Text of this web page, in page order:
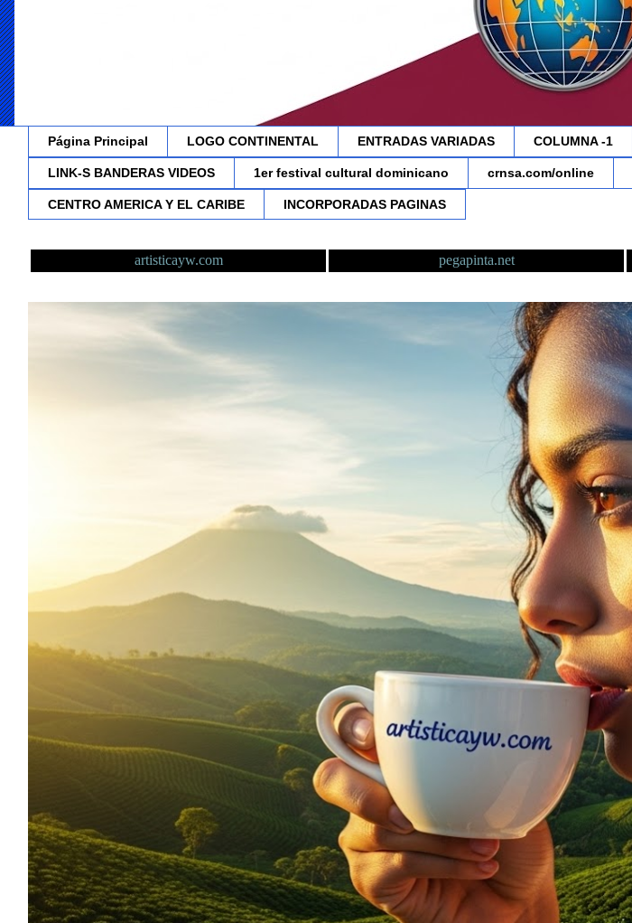
Página Principal LOGO CONTINENTAL ENTRADAS VARIADAS COLUMNA -1
LINK-S BANDERAS VIDEOS 1er festival cultural dominicano crnsa.com/online
CENTRO AMERICA Y EL CARIBE INCORPORADAS PAGINAS
artisticayw.com pegapinta.net